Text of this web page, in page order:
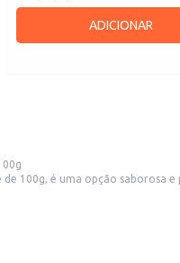
ADICIONAR
100g, é uma opção saborosa